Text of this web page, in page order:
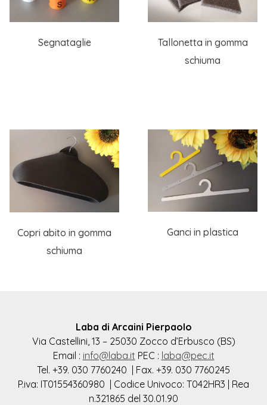
Segnataglie
Tallonetta in gomma
schiuma
Copri abito in gomma
schiuma
Ganci in plastica
Laba di Arcaini Pierpaolo
Via Castellini, 13 – 25030 Zocco d’Erbusco (BS)
Email : info@laba.it PEC : laba@pec.it
Tel. +39. 030 7760240 | Fax. +39. 030 7760245
P.iva: IT01554360980 | Codice Univoco: T042HR3 | Rea
n.321865 del 30.01.90